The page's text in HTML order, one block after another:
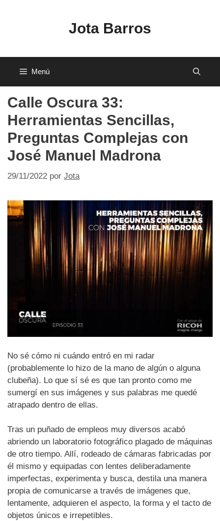
Jota Barros
Menú
Calle Oscura 33:
Herramientas Sencillas,
Preguntas Complejas con
José Manuel Madrona
29/11/2022 por Jota
No sé cómo ni cuándo entró en mi radar
(probablemente lo hizo de la mano de algún o alguna
clubeña). Lo que sí sé es que tan pronto como me
sumergí en sus imágenes y sus palabras me quedé
atrapado dentro de ellas.
Tras un puñado de empleos muy diversos acabó
abriendo un laboratorio fotográfico plagado de máquinas
de otro tiempo. Allí, rodeado de cámaras fabricadas por
él mismo y equipadas con lentes deliberadamente
imperfectas, experimenta y busca, destila una manera
propia de comunicarse a través de imágenes que,
lentamente, adquieren el aspecto, la forma y el tacto de
objetos únicos e irrepetibles.